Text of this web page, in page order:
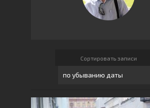
Сортировать записи